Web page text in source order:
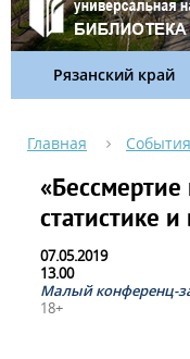
Рязанский край
Главная События
статистике
07.05.2019
13.00
Малый конференц-
18+